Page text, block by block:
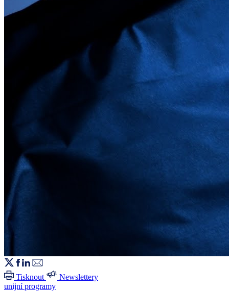
Tisknout
Newslettery
unijní programy